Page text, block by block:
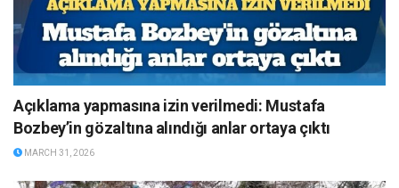
Açıklama yapmasına izin verilmedi: Mustafa
Bozbey’in gözaltına alındığı anlar ortaya çıktı
MARCH 31, 2026